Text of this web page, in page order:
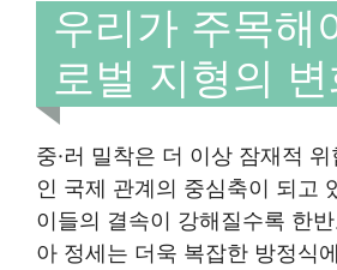
우리가 주목해
로벌 지형의
중·러 밀착은 더 이상 잠재적
인 국제 관계의 중심축이 되고
이들의 결속이 강해질수록 한
아 정세는 더욱 복잡한 방정식